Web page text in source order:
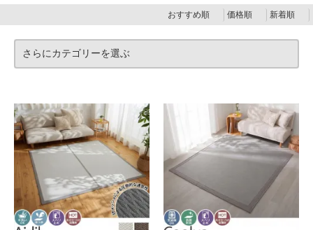
おすすめ順 価格順 新着順
さらにカテゴリーを選ぶ